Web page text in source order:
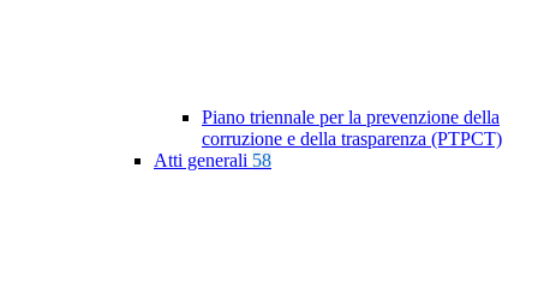
Piano triennale per la prevenzione della
corruzione e della trasparenza (PTPCT)
Atti generali 58